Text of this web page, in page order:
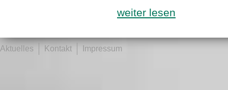
weiter lesen
Aktuelles Kontakt Impressum